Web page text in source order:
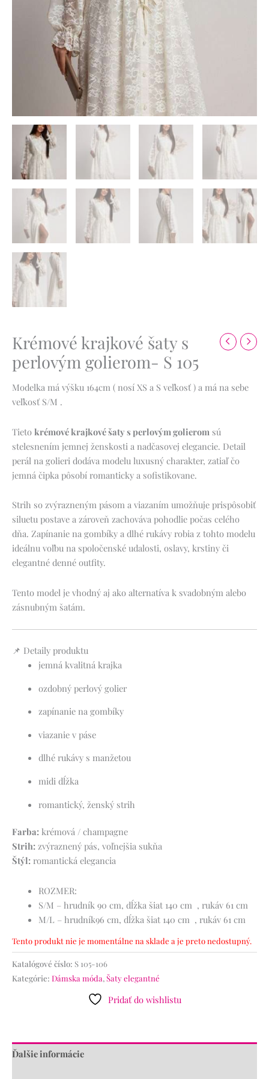
Krémové krajkové šaty s
perlovým golierom- S 105
Modelka má výšku 164cm ( nosí XS a S veľkosť ) a má na sebe
veľkosť S/M .
Tieto krémové krajkové šaty s perlovým golierom sú
stelesnením jemnej ženskosti a nadčasovej elegancie. Detail
perál na golieri dodáva modelu luxusný charakter, zatiaľ čo
jemná čipka pôsobí romanticky a sofistikovane.
Strih so zvýrazneným pásom a viazaním umožňuje prispôsobiť
siluetu postave a zároveň zachováva pohodlie počas celého
dňa. Zapínanie na gombíky a dlhé rukávy robia z tohto modelu
ideálnu voľbu na spoločenské udalosti, oslavy, krstiny či
elegantné denné outfity.
Tento model je vhodný aj ako alternatíva k svadobným alebo
zásnubným šatám.
📌 Detaily produktu
jemná kvalitná krajka
ozdobný perlový golier
zapínanie na gombíky
viazanie v páse
dlhé rukávy s manžetou
midi dĺžka
romantický, ženský strih
Farba: krémová / champagne
Strih: zvýraznený pás, voľnejšia sukňa
Štýl: romantická elegancia
ROZMER:
S/M – hrudník 90 cm, dĺžka šiat 140 cm , rukáv 61 cm
M/L – hrudník96 cm, dĺžka šiat 140 cm , rukáv 61 cm
Tento produkt nie je momentálne na sklade a je preto nedostupný.
Katalógové číslo: S 105-106
Kategórie: Dámska móda,Šaty elegantné
Pridať do wishlistu
Ďalšie informácie